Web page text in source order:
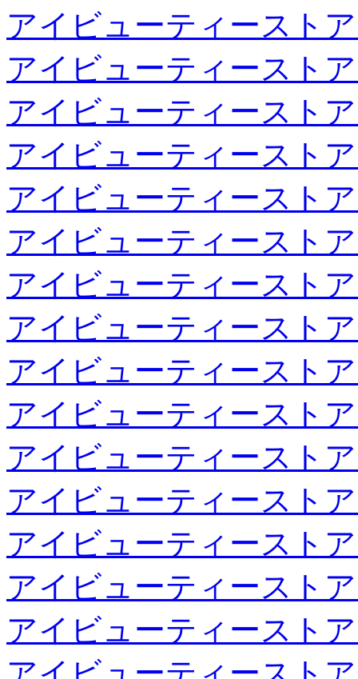
アイビューティースト
アイビューティースト
アイビューティースト
アイビューティースト
アイビューティースト
アイビューティースト
アイビューティースト
アイビューティースト
アイビューティースト
アイビューティースト
アイビューティースト
アイビューティースト
アイビューティースト
アイビューティースト
アイビューティースト